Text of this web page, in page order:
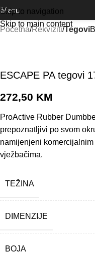
Skip to navigation
Skip to main content
Outlet
Menu
Početna Rekviziti Tegovi
ESCAPE PA tegovi
272,50 KM
ProActive Rubber
prepoznatljivi po svom
namijenjeni
vježbačima.
TEŽINA
DIMENZIJE
BOJA